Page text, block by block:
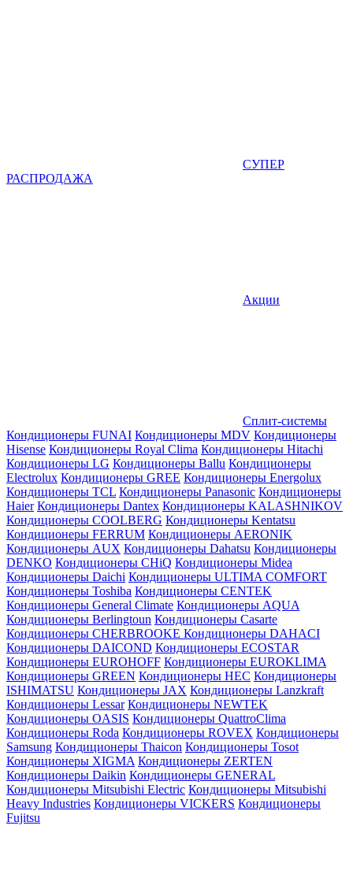
СУПЕР
РАСПРОДАЖА
Акции
Сплит-системы
Кондиционеры FUNAI Кондиционеры MDV Кондиционеры
Hisense Кондиционеры Royal Clima Кондиционеры Hitachi
Кондиционеры LG Кондиционеры Ballu Кондиционеры
Electrolux Кондиционеры GREE Кондиционеры Energolux
Кондиционеры TCL Кондиционеры Panasonic Кондиционеры
Haier Кондиционеры Dantex Кондиционеры KALASHNIKOV
Кондиционеры СOOLBERG Кондиционеры Kentatsu
Кондиционеры FERRUM Кондиционеры AERONIK
Кондиционеры AUX Кондиционеры Dahatsu Кондиционеры
DENKO Кондиционеры CHiQ Кондиционеры Midea
Кондиционеры Daichi Кондиционеры ULTIMA COMFORT
Кондиционеры Toshiba Кондиционеры CENTEK
Кондиционеры General Climate Кондиционеры AQUA
Кондиционеры Berlingtoun Кондиционеры Casarte
Кондиционеры CHERBROOKE Кондиционеры DAHACI
Кондиционеры DAICOND Кондиционеры ECOSTAR
Кондиционеры EUROHOFF Кондиционеры EUROKLIMA
Кондиционеры GREEN Кондиционеры HEC Кондиционеры
ISHIMATSU Кондиционеры JAX Кондиционеры Lanzkraft
Кондиционеры Lessar Кондиционеры NEWTEK
Кондиционеры OASIS Кондиционеры QuattroClima
Кондиционеры Roda Кондиционеры ROVEX Кондиционеры
Samsung Кондиционеры Thaicon Кондиционеры Tosot
Кондиционеры XIGMA Кондиционеры ZERTEN
Кондиционеры Daikin Кондиционеры GENERAL
Кондиционеры Mitsubishi Electric Кондиционеры Mitsubishi
Heavy Industries Кондиционеры VICKERS Кондиционеры
Fujitsu